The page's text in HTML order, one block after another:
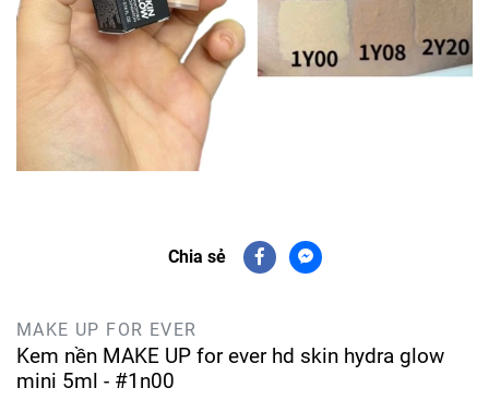
Chia sẻ
MAKE UP FOR EVER
Kem nền MAKE UP for ever hd skin hydra glow
mini 5ml - #1n00